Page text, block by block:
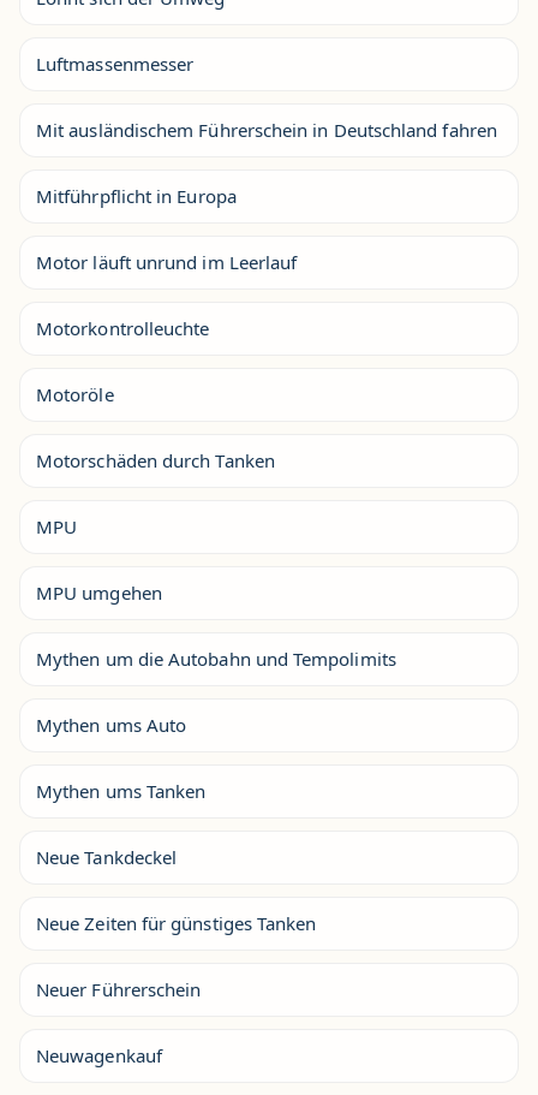
Luftmassenmesser
Mit ausländischem Führerschein in Deutschland fahren
Mitführpflicht in Europa
Motor läuft unrund im Leerlauf
Motorkontrolleuchte
Motoröle
Motorschäden durch Tanken
MPU
MPU umgehen
Mythen um die Autobahn und Tempolimits
Mythen ums Auto
Mythen ums Tanken
Neue Tankdeckel
Neue Zeiten für günstiges Tanken
Neuer Führerschein
Neuwagenkauf